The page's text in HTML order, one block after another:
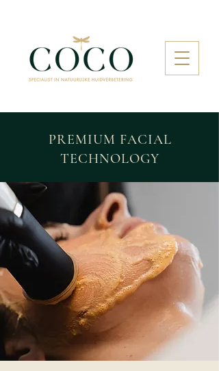
PREMIUM FACIAL
TECHNOLOGY